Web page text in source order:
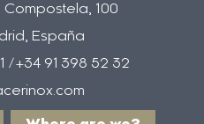
100
España
/+34 91 398 52 32